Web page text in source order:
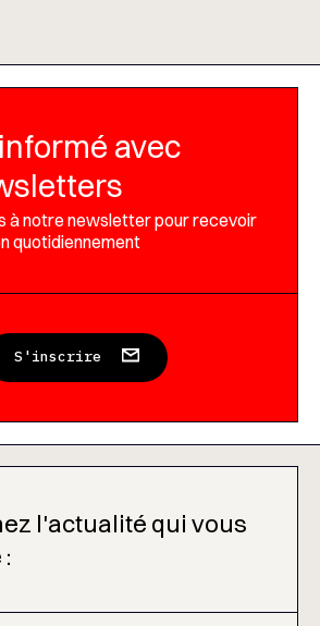
avec
à notre newsletter pour recevoir
quotidiennement
S'inscrire
l'actualité qui vous